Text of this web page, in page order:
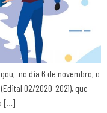
no dia 6 de novembro, o
02/2020-2021), que
[…]